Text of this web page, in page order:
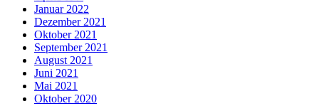
Januar 2022
Dezember 2021
Oktober 2021
September 2021
August 2021
Juni 2021
Mai 2021
Oktober 2020